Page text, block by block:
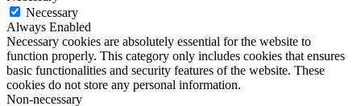
Necessary
Always Enabled
Necessary cookies are absolutely essential for the website to
function properly. This category only includes cookies that ensures
basic functionalities and security features of the website. These
cookies do not store any personal information.
Non-necessary